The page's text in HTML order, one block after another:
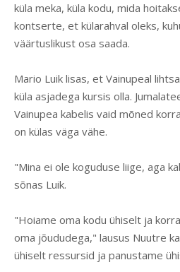
küla meka, küla kodu, mida
kontserte, et külarahval oleks,
väärtuslikust osa saada.
Mario Luik lisas, et Vainupeal
küla asjadega kursis olla.
Vainupea kabelis vaid mõned
on külas väga vähe.
"Mina ei ole koguduse liige, aga
sõnas Luik.
"Hoiame oma kodu ühiselt ja
oma jõududega," lausus Nuutre
ühiselt ressursid ja panustame